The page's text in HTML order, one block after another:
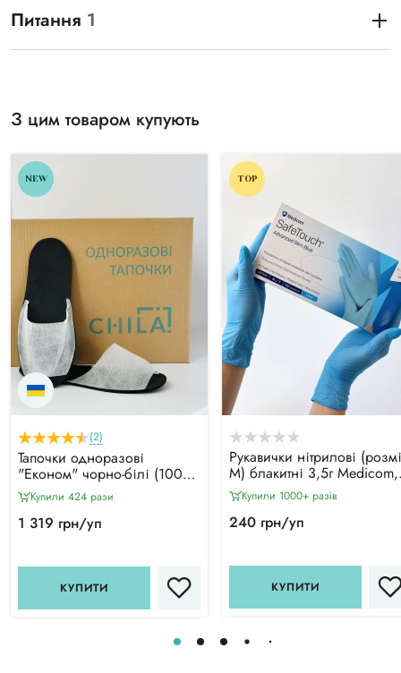
Питання 1
З цим товаром купують
NEW
(2)
Тапочки одноразові
"Економ" чорно-білі (100
пар)Купили 424 рази
1 319 грн/уп
КУПИТИ
TOP
Рукавички нітрилові
М) блакитні 3,5г Medicom,
100 шт
Купили 1000+ разiв
240 грн/уп
КУПИТИ